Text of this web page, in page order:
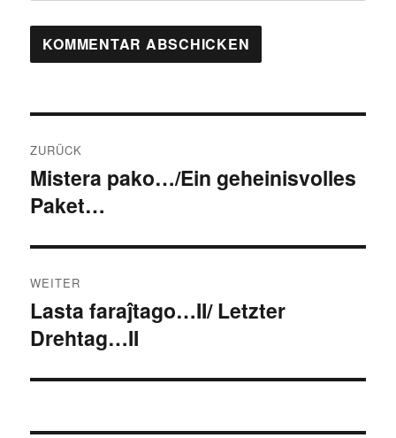
ZURÜCK
Vorheriger
Beitrag:
Mistera pako…/Ein geheinisvolles
Paket…
WEITER
Nächster
Beitrag:
Lasta faraĵtago…II/ Letzter
Drehtag…II